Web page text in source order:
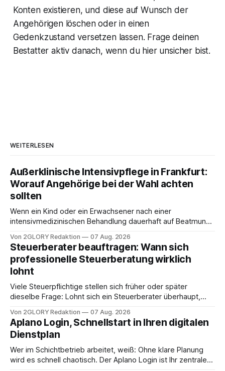
Konten existieren, und diese auf Wunsch der
Angehörigen löschen oder in einen
Gedenkzustand versetzen lassen. Frage deinen
Bestatter aktiv danach, wenn du hier unsicher bist.
WEITERLESEN
Außerklinische Intensivpflege in Frankfurt:
Worauf Angehörige bei der Wahl achten
sollten
Wenn ein Kind oder ein Erwachsener nach einer
intensivmedizinischen Behandlung dauerhaft auf Beatmung
angewiesen ist, stellt sich für Familien eine schwierige
Frage: Muss die Versorgung dauerhaft in der Klinik bleiben –
oder ist ein Leben zu Hause möglich? Die außerklinische
Intensivpflege bietet genau diese Alternative: Sie
Von 2GLORY Redaktion 07 Aug. 2026
Steuerberater beauftragen: Wann sich
professionelle Steuerberatung wirklich
lohnt
Viele Steuerpflichtige stellen sich früher oder später
dieselbe Frage: Lohnt sich ein Steuerberater überhaupt,
erledigen? Die kurze Antwort: Bei einfachen
Einkommensverhältnissen reicht häufig eine Steuersoftware
aus – sobald jedoch mehrere Einkunftsarten
zusammentreffen oder größere finanzielle Veränderungen
anstehen, zahlt sich professionelle Unterstützung meist
Von 2GLORY Redaktion 07 Aug. 2026
Aplano Login, Schnellstart in Ihren digitalen
Dienstplan
Wer im Schichtbetrieb arbeitet, weiß: Ohne klare Planung
wird es schnell chaotisch. Der Aplano Login ist Ihr zentraler